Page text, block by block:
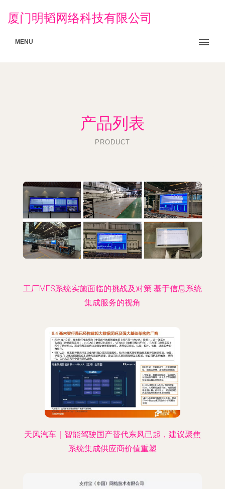
厦门明韬网络科技有限公司
MENU
产品列表
PRODUCT
工厂MES系统实施面临的挑战及对策 基于信息系统
集成服务的视角
天风汽车｜智能驾驶国产替代东风已起，建议聚焦
系统集成供应商价值重塑